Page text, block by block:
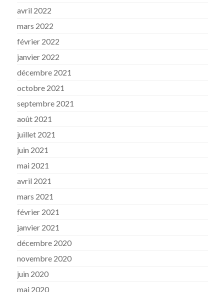
avril 2022
mars 2022
février 2022
janvier 2022
décembre 2021
octobre 2021
septembre 2021
août 2021
juillet 2021
juin 2021
mai 2021
avril 2021
mars 2021
février 2021
janvier 2021
décembre 2020
novembre 2020
juin 2020
mai 2020